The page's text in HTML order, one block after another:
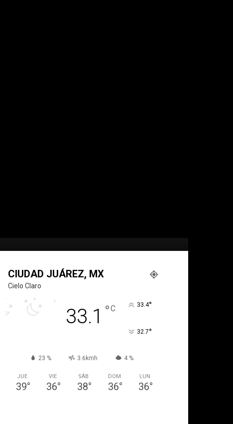
CIUDAD JUÁREZ, MX
Cielo Claro
33.1 °C 33.4°
32.7°
23 % 3.6kmh 4 %
JUE
39°
VIE
36°
SÁB
38°
DOM
36°
LUN
36°